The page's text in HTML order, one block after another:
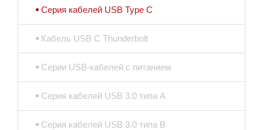
Серия кабелей USB Type C
Кабель USB C Thunderbolt
Серии USB-кабелей с питанием
Серия кабелей USB 3.0 типа A
Серия кабелей USB 3.0 типа B